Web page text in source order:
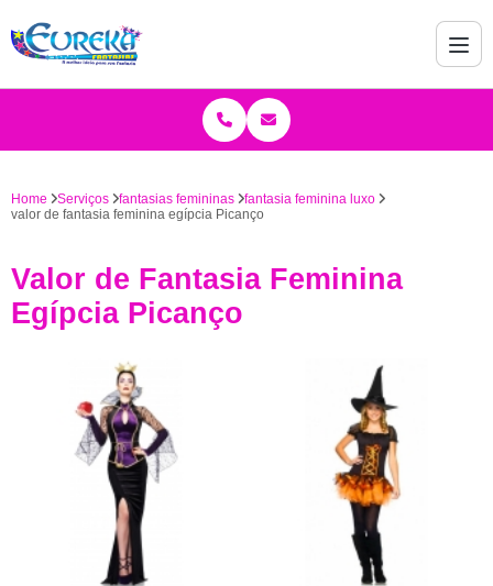
Home Serviços fantasias femininas
fantasia feminina luxo
valor de fantasia feminina egípcia Picanço
Valor de Fantasia Feminina
Egípcia Picanço